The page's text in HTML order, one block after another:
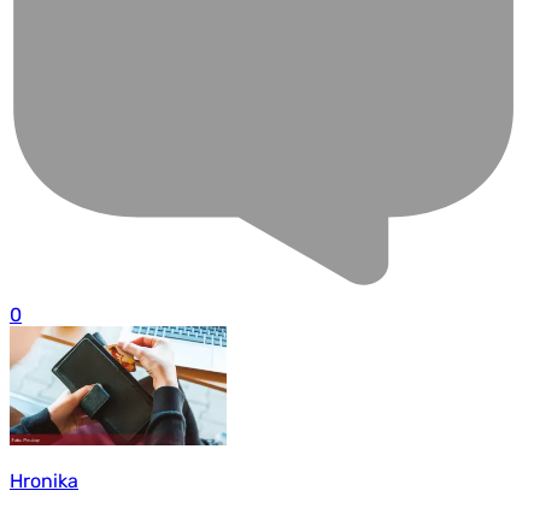
0
Hronika